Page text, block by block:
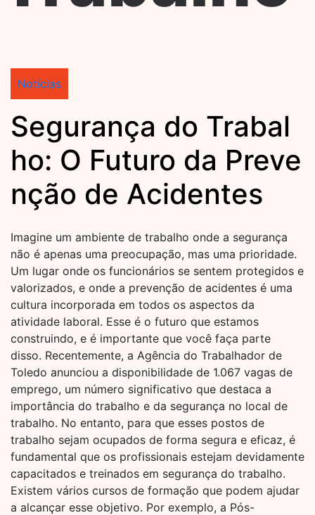
Notícias
Segurança do Trabal
ho: O Futuro da Preve
nção de Acidentes
Imagine um ambiente de trabalho onde a segurança
não é apenas uma preocupação, mas uma prioridade.
Um lugar onde os funcionários se sentem protegidos e
valorizados, e onde a prevenção de acidentes é uma
cultura incorporada em todos os aspectos da
atividade laboral. Esse é o futuro que estamos
construindo, e é importante que você faça parte
disso. Recentemente, a Agência do Trabalhador de
Toledo anunciou a disponibilidade de 1.067 vagas de
emprego, um número significativo que destaca a
importância do trabalho e da segurança no local de
trabalho. No entanto, para que esses postos de
trabalho sejam ocupados de forma segura e eficaz, é
fundamental que os profissionais estejam devidamente
capacitados e treinados em segurança do trabalho.
Existem vários cursos de formação que podem ajudar
a alcançar esse objetivo. Por exemplo, a Pós-